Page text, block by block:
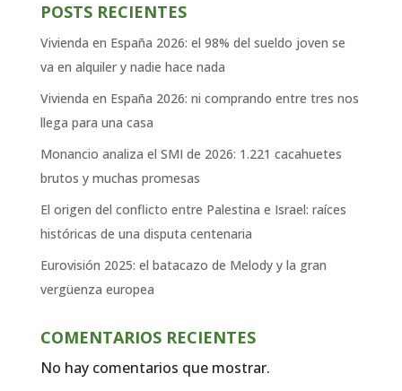
POSTS RECIENTES
Vivienda en España 2026: el 98% del sueldo joven se
va en alquiler y nadie hace nada
Vivienda en España 2026: ni comprando entre tres nos
llega para una casa
Monancio analiza el SMI de 2026: 1.221 cacahuetes
brutos y muchas promesas
El origen del conflicto entre Palestina e Israel: raíces
históricas de una disputa centenaria
Eurovisión 2025: el batacazo de Melody y la gran
vergüenza europea
COMENTARIOS RECIENTES
No hay comentarios que mostrar.